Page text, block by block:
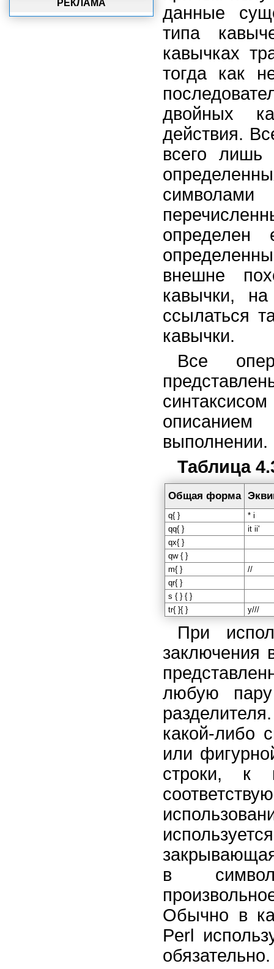
данные
типа
кавычках
тогда как
двойных
действия.
всего лишь
внешне
кавычки,
ссылаться
кавычки.
Все
выполнении.
Таблица
Общая форма
q{ }
* i
qq{ }
it ii'
qx{ }
qw { }
m{ }
//
qr{ }
s { } { }
tr{ }{ }
у///
При
заключения
любую
какой-либо
или
строки, к
в
Обычно в
Perl
обязательно.
РЕКЛАМА